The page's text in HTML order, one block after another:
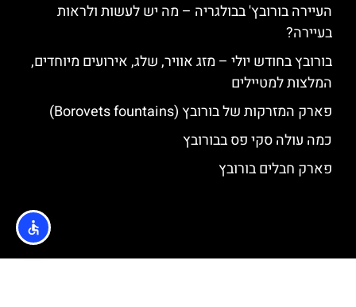
העיירה בורובץ' בבולגריה – מה יש לעשות ולראות
בעיירה?
בורובץ בחודש יולי – מזג אוויר, שלג, אירועים מיוחדים,
המלצות למטיילים
פארק המזרקות של בורובץ (Borovets fountains)
כמה עולה סקי פס בבורובץ
פארק חבלים בורובץ